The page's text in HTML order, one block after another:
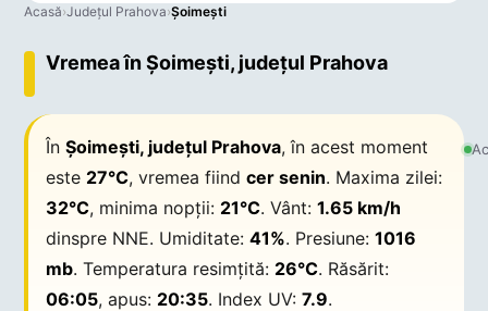
Acasă›Județul Prahova›Şoimeşti
Vremea în Şoimeşti, județul Prahova
ÎnŞoimeşti, județul Prahova, în acest moment
este 27°C, vremea fiindcer senin. Maxima zilei:
32°C, minima nopții: 21°C. Vânt:1.65 km/h
dinspre NNE. Umiditate:41%. Presiune:1016
mb. Temperatura resimțită: 26°C. Răsărit:
06:05, apus: 20:35. Index UV:7.9.